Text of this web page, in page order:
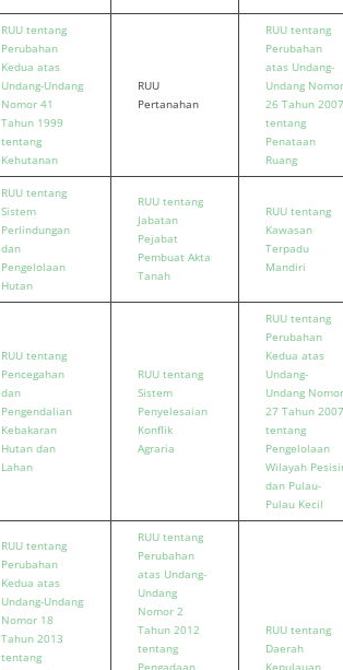
RUU tentang
Perubahan
Kedua atas
Undang-Undang
Nomor 41
Tahun 1999
tentang
Kehutanan
RUU
Pertanahan
RUU tentang
Perubahan
atas Undang-
Undang Nomor
26 Tahun 2007
tentang
Penataan
Ruang
RUU tentang
Sistem
Perlindungan
dan
Pengelolaan
Hutan
RUU tentang
Jabatan
Pejabat
Pembuat Akta
Tanah
RUU tentang
Kawasan
Terpadu
Mandiri
RUU tentang
Pencegahan
dan
Pengendalian
Kebakaran
Hutan dan
Lahan
RUU tentang
Sistem
Penyelesaian
Konflik
Agraria
RUU tentang
Perubahan
Kedua atas
Undang-
Undang Nomor
27 Tahun 2007
tentang
Pengelolaan
Wilayah
dan Pulau-
Pulau Kecil
RUU tentang
Perubahan
Kedua atas
Undang-Undang
Nomor 18
Tahun 2013
tentang
RUU tentang
Perubahan
atas Undang-
Undang
Nomor 2
Tahun 2012
tentang
Pengadaan
RUU tentang
Daerah
Kepulauan